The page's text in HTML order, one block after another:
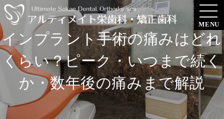
MENU
インプラント手術の痛みはどれ
くらい？ピーク・いつまで続く
か・数年後の痛みまで解説